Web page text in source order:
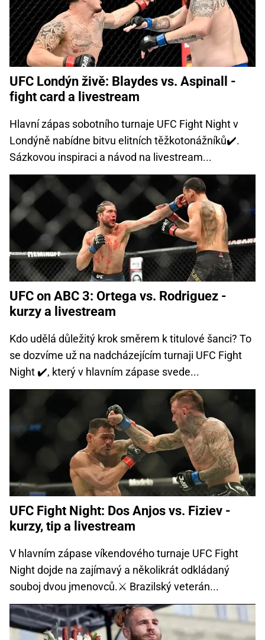
UFC Londýn živě: Blaydes vs. Aspinall -
fight card a livestream
Hlavní zápas sobotního turnaje UFC Fight Night v
Londýně nabídne bitvu elitních těžkotonážníků✔️.
Sázkovou inspiraci a návod na livestream...
UFC on ABC 3: Ortega vs. Rodriguez -
kurzy a livestream
Kdo udělá důležitý krok směrem k titulové šanci? To
se dozvíme už na nadcházejícím turnaji UFC Fight
Night ✔️, který v hlavním zápase svede...
UFC Fight Night: Dos Anjos vs. Fiziev -
kurzy, tip a livestream
V hlavním zápase víkendového turnaje UFC Fight
Night dojde na zajímavý a několikrát odkládaný
souboj dvou jmenovců.⚔️ Brazilský veterán...